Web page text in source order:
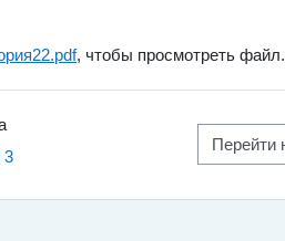
, чтобы просмотреть файл.
3
Перейти на...